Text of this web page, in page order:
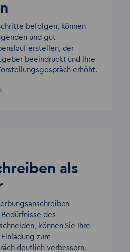
befolgen, können
und gut
erstellen, der
beeindruckt und Ihre
erhöht.
als
des
können Sie Ihre
zum
deutlich verbessern.